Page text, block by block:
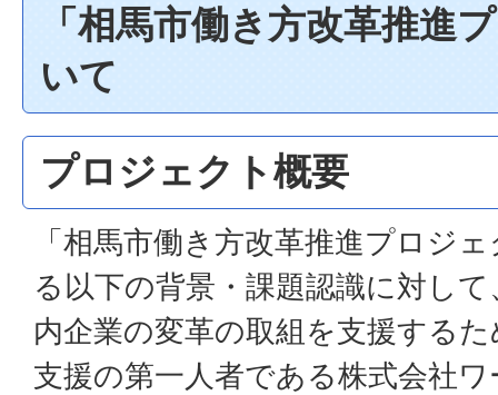
「相馬市働き方改革推進
いて
プロジェクト概要
「相馬市働き方改革推進プロジ
る以下の背景・課題認識に対し
内企業の変革の取組を支援する
支援の第一人者である株式会社